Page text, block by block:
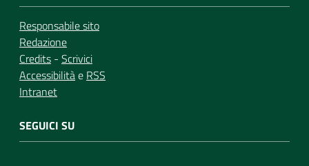
Responsabile sito
Redazione
Credits - Scrivici
Accessibilitàe RSS
Intranet
SEGUICI SU